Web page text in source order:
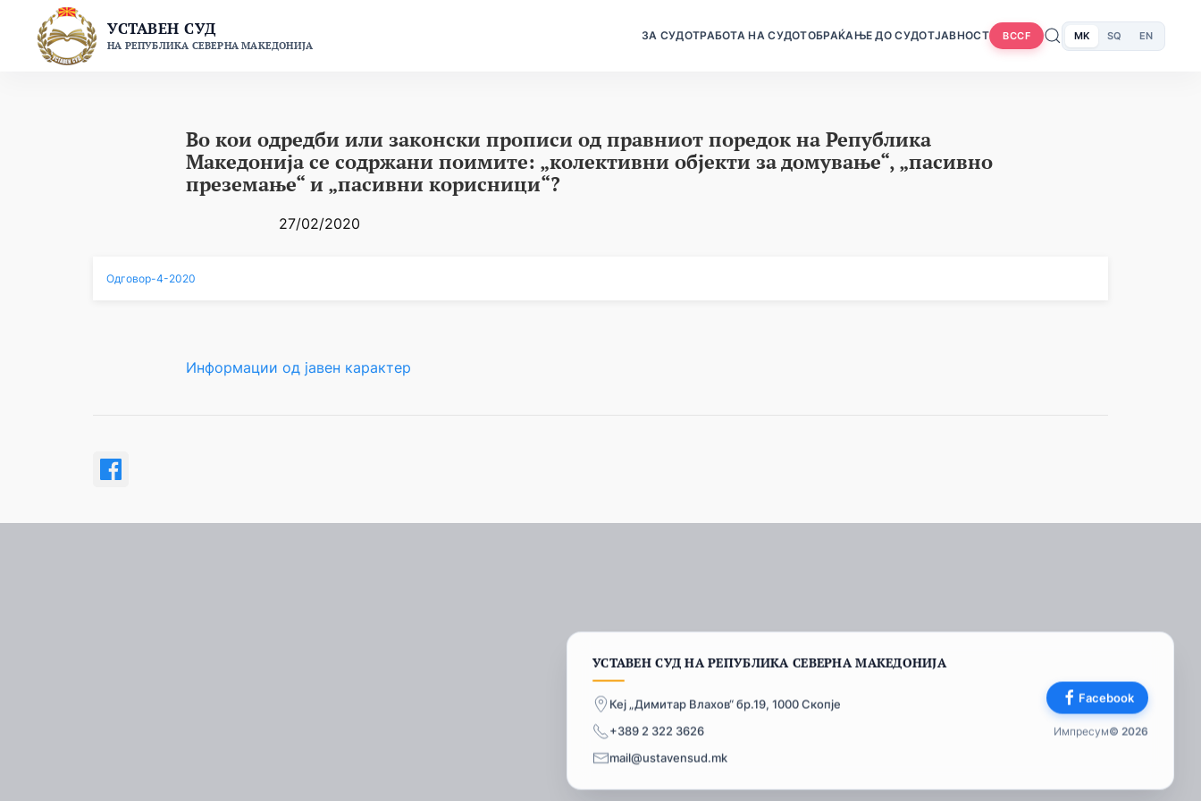
content
УСТАВЕН СУД
НА РЕПУБЛИКА СЕВЕРНА МАКЕДОНИЈА
ЗА СУДОТРАБОТА НА СУДОТОБРАЌАЊЕ ДО СУДОТЈАВНОСТ BCCF MK SQ EN
Во кои одредби или законски прописи од правниот поредок на Република
Македонија се содржани поимите: „колективни објекти за домување“, „пасивно
преземање“ и „пасивни корисници“?
27/02/2020
Одговор-4-2020
Информации од јавен карактер
УСТАВЕН СУД НА РЕПУБЛИКА СЕВЕРНА МАКЕДОНИЈА
Кеј „Димитар Влахов“ бр.19, 1000 Скопје
+389 2 322 3626
mail@ustavensud.mk
Facebook
Импресум© 2026